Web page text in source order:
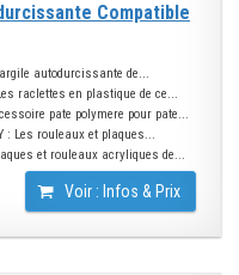
Compatible
autodurcissante de...
raclettes en plastique de ce...
pate polymere pour pate...
: Les rouleaux et plaques...
et rouleaux acryliques de...
Voir : Infos & Prix